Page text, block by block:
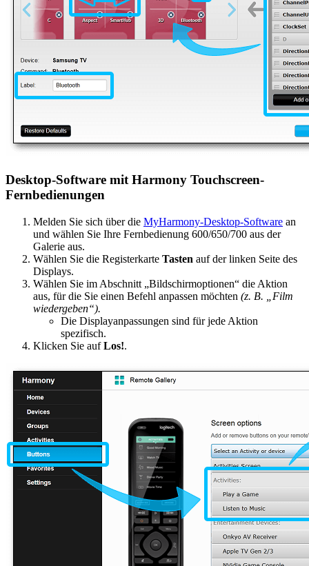
Desktop-Software mit Harmony Touchscreen-
Fernbedienungen
Melden Sie sich über die MyHarmony-Desktop-Software an
und wählen Sie Ihre Fernbedienung 600/650/700 aus der
Galerie aus.
Wählen Sie die Registerkarte Tasten auf der linken Seite des
Displays.
Wählen Sie im Abschnitt „Bildschirmoptionen“ die Aktion
aus, für die Sie einen Befehl anpassen möchten (z. B. „Film
wiedergeben“).
Die Displayanpassungen sind für jede Aktion
spezifisch.
Klicken Sie aufLos!.